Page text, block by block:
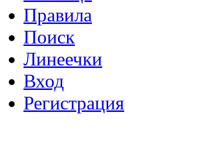
Правила
Поиск
Линеечки
Вход
Регистрация